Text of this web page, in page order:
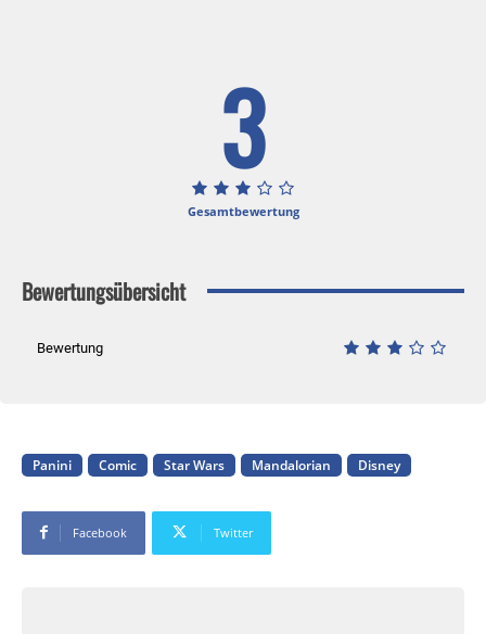
3
Gesamtbewertung
Bewertungsübersicht
Bewertung
Panini Comic Star Wars Mandalorian Disney
Facebook Twitter